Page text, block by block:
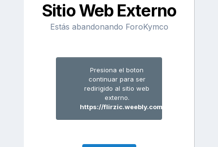
Sitio Web Externo
Estás abandonando ForoKymco
Presiona el boton
continuar para ser
redirigido al sitio web
externo.
https://flirzic.weebly.com